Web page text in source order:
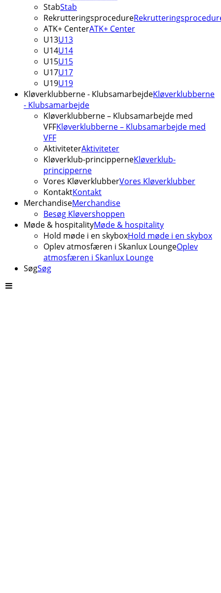
StabStab
Rekrutteringsprocedure
ATK+ CenterATK+ Center
U13U13
U14U14
U15U15
U17U17
U19U19
Kløverklubberne - KlubsamarbejdeKløverklubberne
- Klubsamarbejde
Kløverklubberne – Klubsamarbejde med
VFFKløverklubberne – Klubsamarbejde med
VFF
AktiviteterAktiviteter
Kløverklub-principperneKløverklub-
principperne
Vores KløverklubberVores Kløverklubber
KontaktKontakt
MerchandiseMerchandise
Besøg Kløvershoppen
Møde & hospitalityMøde & hospitality
Hold møde i en skyboxHold møde i en skybox
Oplev atmosfæren i Skanlux LoungeOplev
atmosfæren i Skanlux Lounge
SøgSøg